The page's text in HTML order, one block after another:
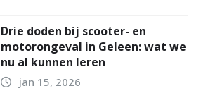
Drie doden bij scooter- en
motorongeval in Geleen: wat we
nu al kunnen leren
jan 15, 2026